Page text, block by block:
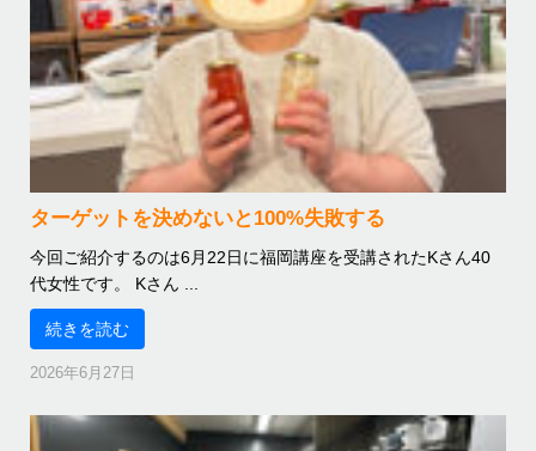
ターゲットを決めないと100%失敗する
今回ご紹介するのは6月22日に福岡講座を受講されたKさん40
代女性です。 Kさん ...
続きを読む
2026年6月27日